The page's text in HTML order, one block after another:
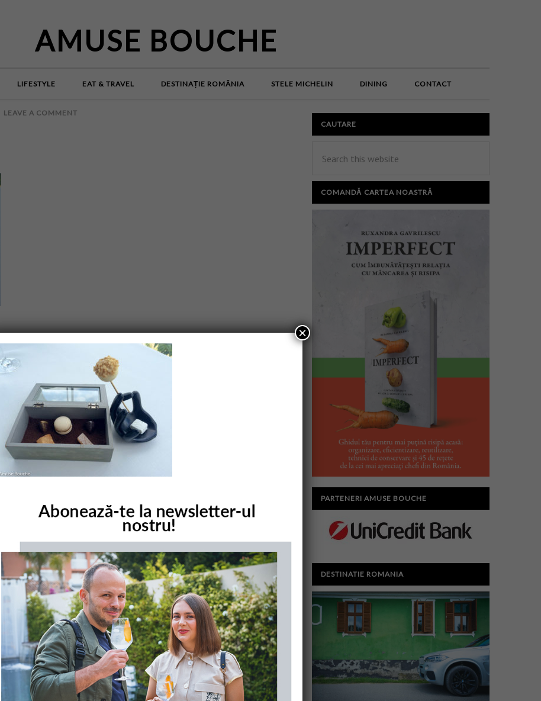
AMUSE BOUCHE
LIFESTYLE EAT & TRAVEL DESTINAȚIE ROMÂNIA STELE MICHELIN DINING CONTACT
LEAVE A COMMENT
Câmpurile obligatorii sunt marcate cu
CAUTARE
COMANDĂ CARTEA NOASTRĂ
PARTENERI AMUSE BOUCHE
DESTINATIE ROMANIA
×